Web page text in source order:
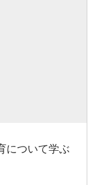
について学ぶ